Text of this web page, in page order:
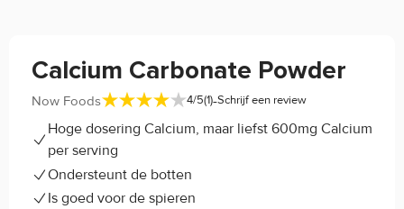
Calcium Carbonate Powder
Now Foods 4/5(1)-Schrijf een review
Hoge dosering Calcium, maar liefst 600mg Calcium
per serving
Ondersteunt de botten
Is goed voor de spieren